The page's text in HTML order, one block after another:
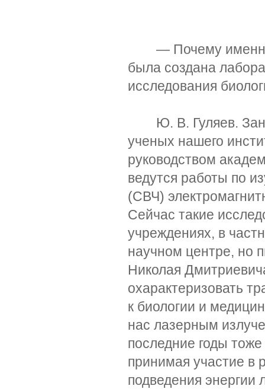
— Почему именно в
была создана
исследования
Ю. В. Гуляев.
ученых нашего
руководством
ведутся работы по
(СВЧ)
Сейчас такие
учреждениях, в
научном центре, но
Николая
охарактеризовать
к биологии и
нас лазерным
последние годы
принимая участие в
подведения энергии